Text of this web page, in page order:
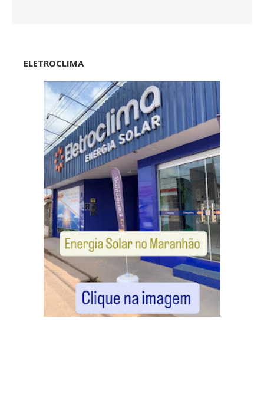
ELETROCLIMA